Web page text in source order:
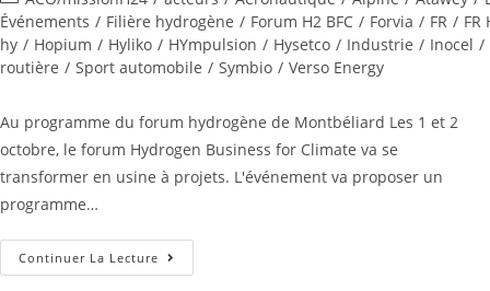
Événements / Filière hydrogène / Forum H2 BFC / Forvia / FR / FR
hy / Hopium / Hyliko / HYmpulsion / Hysetco / Industrie / Inocel /
routière / Sport automobile / Symbio / Verso Energy
Au programme du forum hydrogène de Montbéliard Les 1 et 2
octobre, le forum Hydrogen Business for Climate va se
transformer en usine à projets. L'événement va proposer un
programme…
Continuer La Lecture